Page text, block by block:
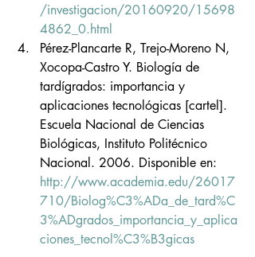
/investigacion/20160920/15698
4862_0.html
Pérez-Plancarte R, Trejo-Moreno N,
Xocopa-Castro Y. Biología de
tardígrados: importancia y
aplicaciones tecnológicas [cartel].
Escuela Nacional de Ciencias
Biológicas, Instituto Politécnico
Nacional. 2006. Disponible en:
http://www.academia.edu/26017
710/Biolog%C3%ADa_de_tard%C
3%ADgrados_importancia_y_aplica
ciones_tecnol%C3%B3gicas